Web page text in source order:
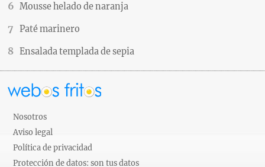
Mousse helado de naranja
Paté marinero
Ensalada templada de sepia
Nosotros
Aviso legal
Política de privacidad
Protección de datos: son tus datos